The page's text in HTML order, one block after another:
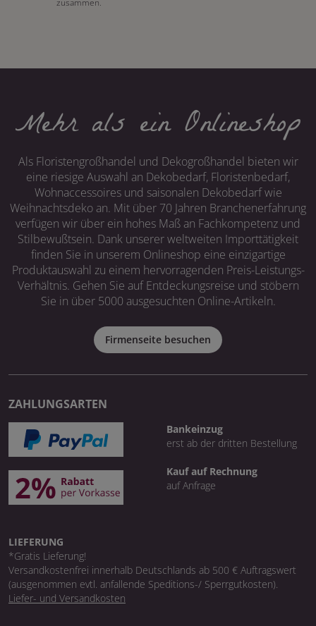
zusammen.
Mehr als ein Onlineshop
Als Floristengroßhandel und Dekogroßhandel bieten wir
eine riesige Auswahl an Dekobedarf, Floristenbedarf,
Wohnaccessoires und saisonalen Dekobedarf wie
Weihnachtsdeko an. Mit über 70 Jahren Branchenerfahrung
verfügen wir über ein hohes Maß an Fachkompetenz und
Stilbewußtsein. Dank unserer weltweiten Importtätigkeit
finden Sie in unserem Onlineshop eine einzigartige
Produktauswahl zu einem hervorragenden Preis-Leistungs-
Verhältnis. Gehen Sie auf Entdeckungsreise und stöbern
Sie in über 5000 ausgesuchten Online-Artikeln.
Firmenseite besuchen
ZAHLUNGSARTEN
Bankeinzug
erst ab der dritten Bestellung
Kauf auf Rechnung
auf Anfrage
LIEFERUNG
*Gratis Lieferung!
Versandkostenfrei innerhalb Deutschlands ab 500 € Auftragswert
(ausgenommen evtl. anfallende Speditions-/ Sperrgutkosten).
Liefer- und Versandkosten